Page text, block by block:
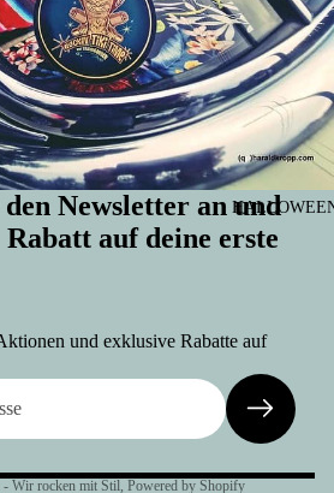
Newsletter an und
auf deine erste
und exklusive Rabatte auf
- Wir rocken mit Stil , Powered by Shopify